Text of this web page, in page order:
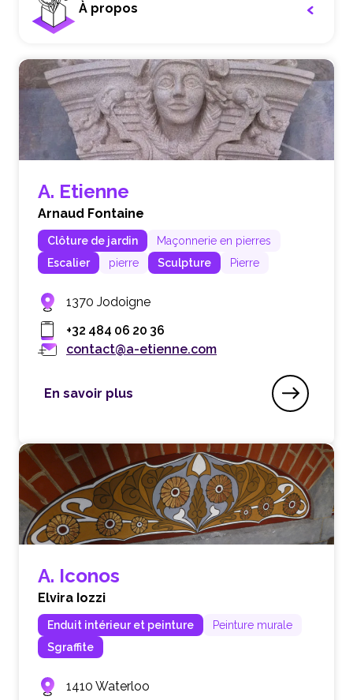
À propos
A. Etienne
Arnaud Fontaine
Clôture de jardin
Maçonnerie en pierres
Escalier
pierre Sculpture Pierre
1370 Jodoigne
+32 484 06 20 36
contact@a-etienne.com
En savoir plus
A. Etienne
A. Iconos
Elvira Iozzi
Enduit intérieur et peinture
Peinture murale
Sgraffite
1410 Waterloo